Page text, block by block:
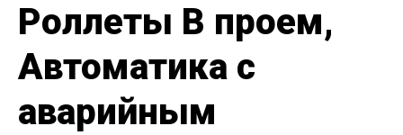
Роллеты В проем,
Автоматика с
аварийным